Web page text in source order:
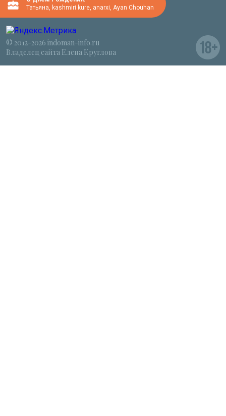
Татьяна, kashmiri kure, anarxi, Ayan Chouhan
© 2012-2026 indoman-info.ru
Владелец сайта Елена Круглова